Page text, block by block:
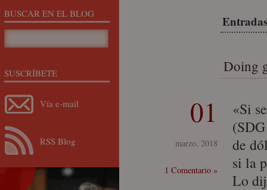
Doing
01
marzo, 2018
1 Comentario »
«Si
de
si la
Lo
BUSCAR EN EL BLOG
SUSCRÍBETE
Vía e-mail
RSS Blog